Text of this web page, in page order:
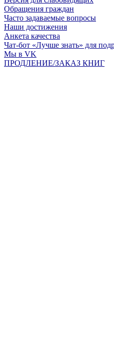
Обращения граждан
Часто задаваемые вопросы
Наши достижения
Анкета качества
Чат-бот «Лучше знать» для
Мы в VK
ПРОДЛЕНИЕ/ЗАКАЗ КНИГ